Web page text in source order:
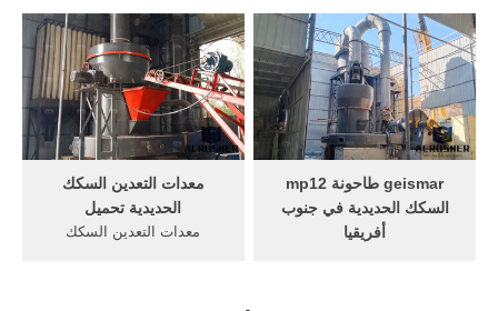
شركات تصنيع آلات طحن
الدقيق القمح مع السعر بارخص
اسعار الصين,الالات طحن
العلف,الة تكسير العلف و تغذية
.
الة تكسير الحطب
arthesouthshorepages. الة
طحن الحطب الة,معدات
التعدين,40-60 طن كل ساعة
من خطوط
معدات التعدين السكك
الحديدية تحميل
معدات التعدين السكك
geismar طاحونة mp12
السكك الحديدية في جنوب
أفريقيا